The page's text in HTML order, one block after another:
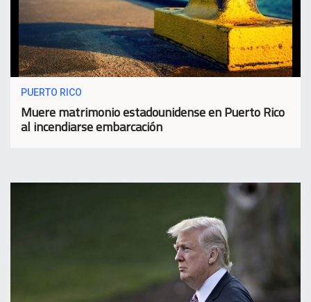
PUERTO RICO
Muere matrimonio estadounidense en Puerto Rico
al incendiarse embarcación